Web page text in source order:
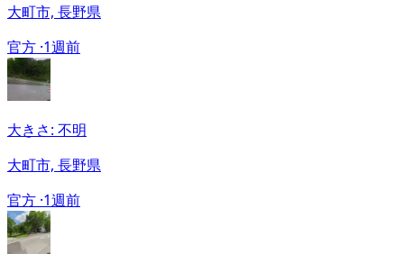
大町市, 長野県
官方 ·1週前
大きさ: 不明
大町市, 長野県
官方 ·1週前